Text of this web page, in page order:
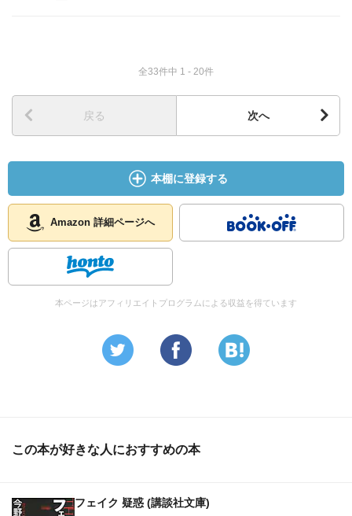
全33件中 1 - 20件
戻る 次へ
本棚に登録する
Amazon 詳細ページへ
本ページはアフィリエイトプログラムによる収益を得ています
この本が好きな人におすすめの本
フェイク 疑惑 (講談社文庫)